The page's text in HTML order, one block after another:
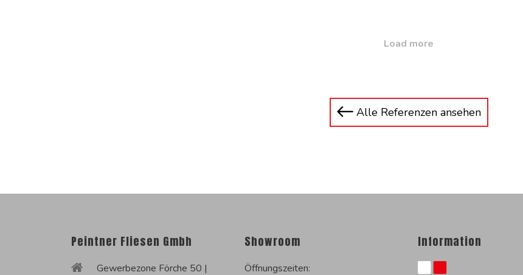
Load more
Alle Referenzen ansehen
Peintner Fliesen Gmbh
Gewerbezone Förche 50 |
Showroom
Öffnungszeiten:
Information